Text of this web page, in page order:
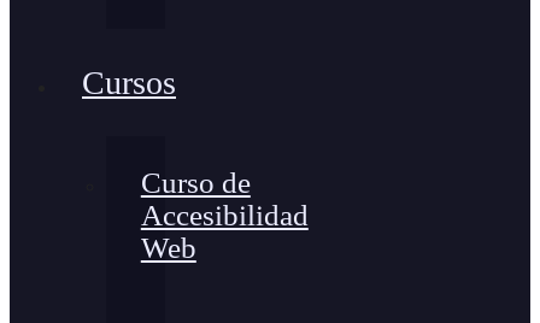
Cursos
Curso de
Accesibilidad
Web